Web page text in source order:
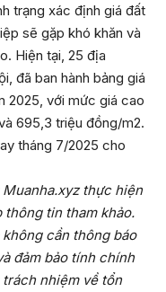
trạng xác định giá đất
sẽ gặp khó khăn và
Hiện tại, 25 địa
đã ban hành bảng giá
2025, với mức giá cao
695,3 triệu đồng/m2.
tháng 7/2025 cho
thực hiện
tin tham khảo.
cần thông báo
đảm bảo tính chính
nhiệm về tổn